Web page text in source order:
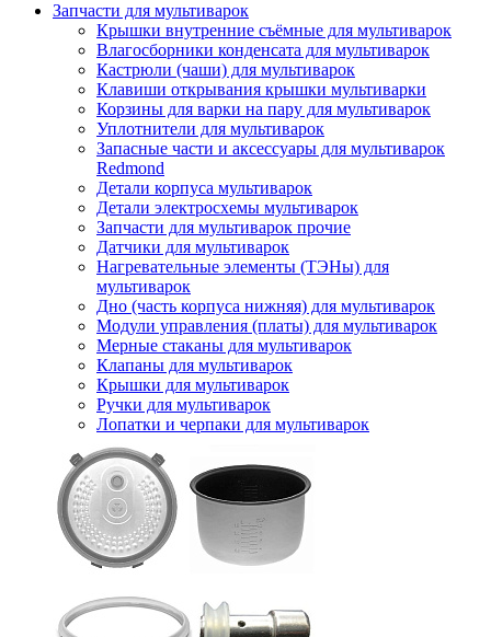
Запчасти для мультиварок
Крышки внутренние съёмные для мультиварок
Влагосборники конденсата для мультиварок
Кастрюли (чаши) для мультиварок
Клавиши открывания крышки мультиварки
Корзины для варки на пару для мультиварок
Уплотнители для мультиварок
Запасные части и аксессуары для мультиварок
Redmond
Детали корпуса мультиварок
Детали электросхемы мультиварок
Запчасти для мультиварок прочие
Датчики для мультиварок
Нагревательные элементы (ТЭНы) для
мультиварок
Дно (часть корпуса нижняя) для мультиварок
Модули управления (платы) для мультиварок
Мерные стаканы для мультиварок
Клапаны для мультиварок
Крышки для мультиварок
Ручки для мультиварок
Лопатки и черпаки для мультиварок